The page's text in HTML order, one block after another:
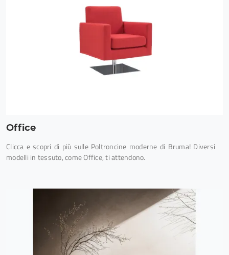
Office
Clicca e scopri di più sulle Poltroncine moderne di Bruma! Diversi
modelli in tessuto, come Office, ti attendono.